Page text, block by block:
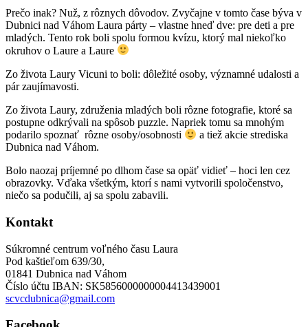
Prečo inak? Nuž, z rôznych dôvodov. Zvyčajne v tomto čase býva v
Dubnici nad Váhom Laura párty – vlastne hneď dve: pre deti a pre
mladých. Tento rok boli spolu formou kvízu, ktorý mal niekoľko
okruhov o Laure a Laure
Zo života Laury Vicuni to boli: dôležité osoby, významné udalosti a
pár zaujímavosti.
Zo života Laury, združenia mladých boli rôzne fotografie, ktoré sa
postupne odkrývali na spôsob puzzle. Napriek tomu sa mnohým
podarilo spoznať rôzne osoby/osobnosti
a tiež akcie strediska
Dubnica nad Váhom.
Bolo naozaj príjemné po dlhom čase sa opäť vidieť – hoci len cez
obrazovky. Vďaka všetkým, ktorí s nami vytvorili spoločenstvo,
niečo sa podučili, aj sa spolu zabavili.
Kontakt
Súkromné centrum voľného času Laura
Pod kaštieľom 639/30,
01841 Dubnica nad Váhom
Číslo účtu IBAN: SK5856000000004413439001
scvcdubnica@gmail.com